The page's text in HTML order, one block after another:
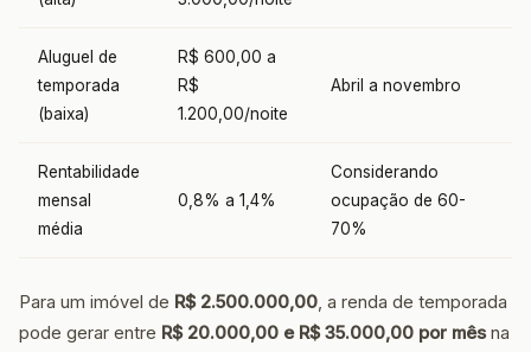
Aluguel de
temporada
(baixa)
R$ 600,00 a
R$
1.200,00/noite
Abril a novembro
Rentabilidade
mensal
média
0,8% a 1,4%
Considerando
ocupação de 60-
70%
Para um imóvel de R$ 2.500.000,00, a renda de temporada
pode gerar entre R$ 20.000,00 e R$ 35.000,00 por mêsna